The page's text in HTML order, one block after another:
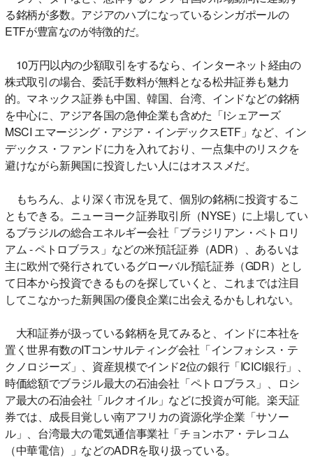
る銘柄が多数。アジアのハブになっているシンガポールの
ETFが豊富なのが特徴的だ。
10万円以内の少額取引をするなら、インターネット経由の
株式取引の場合、委託手数料が無料となる松井証券も魅力
的。マネックス証券も中国、韓国、台湾、インドなどの銘柄
を中心に、アジア各国の急伸企業も含めた「iシェアーズ
MSCI エマージング・アジア・インデックスETF」など、イン
デックス・ファンドに力を入れており、一点集中のリスクを
避けながら新興国に投資したい人にはオススメだ。
もちろん、より深く市況を見て、個別の銘柄に投資するこ
ともできる。ニューヨーク証券取引所（NYSE）に上場してい
るブラジルの総合エネルギー会社「ブラジリアン・ペトロリ
アム - ペトロブラス」などの米預託証券（ADR）、あるいは
主に欧州で発行されているグローバル預託証券（GDR）とし
て日本から投資できるものを探していくと、これまでは注目
してこなかった新興国の優良企業に出会えるかもしれない。
大和証券が扱っている銘柄を見てみると、インドに本社を
置く世界有数のITコンサルティング会社「インフォシス・テ
クノロジーズ」、資産規模でインド2位の銀行「ICICI銀行」、
時価総額でブラジル最大の石油会社「ペトロブラス」、ロシ
ア最大の石油会社「ルクオイル」などに投資が可能。楽天証
券では、成長目覚しい南アフリカの資源化学企業「サソー
ル」、台湾最大の電気通信事業社「チョンホア・テレコム
（中華電信）」などのADRを取り扱っている。